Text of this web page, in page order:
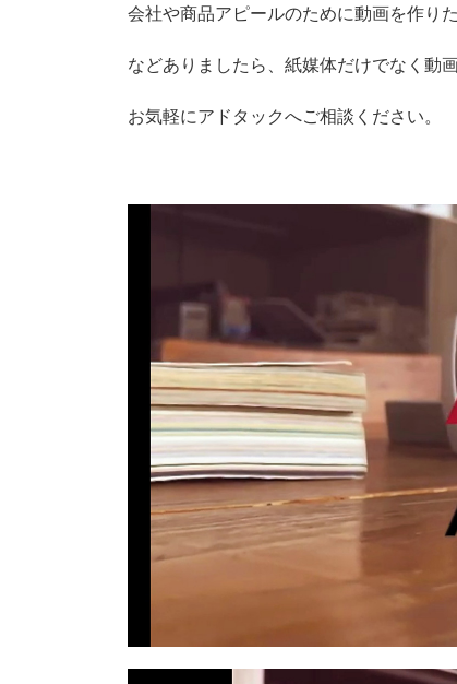
会社や商品アピールのために動画を作り
などありましたら、紙媒体だけでなく動
お気軽にアドタックへご相談ください。